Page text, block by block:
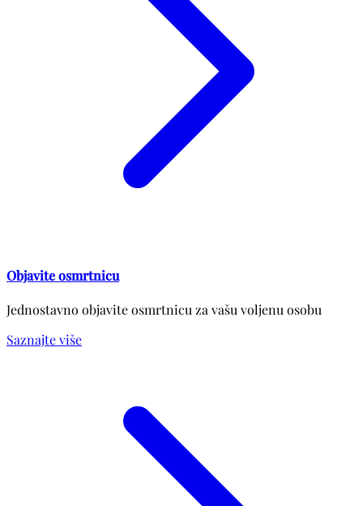
Objavite osmrtnicu
Jednostavno objavite osmrtnicu za vašu voljenu osobu
Saznajte više